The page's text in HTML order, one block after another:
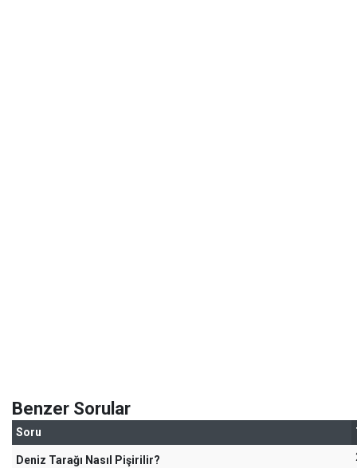
Benzer Sorular
Soru
Deniz Tarağı Nasıl Pişirilir?